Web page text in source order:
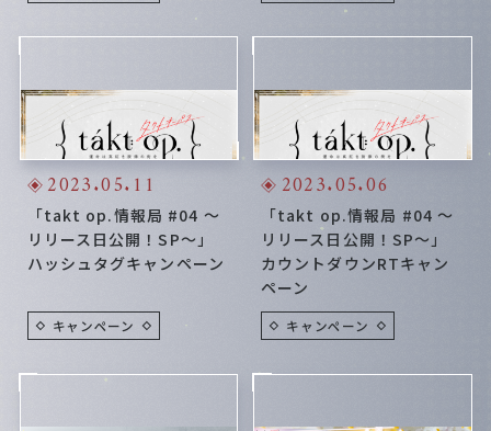
2023.05.11
「takt op.情報局 #04 ～
リリース日公開！SP～」
ハッシュタグキャンペーン
キャンペーン
2023.05.06
「takt op.情報局 #04 ～
リリース日公開！SP～」
カウントダウンRTキャン
ペーン
キャンペーン